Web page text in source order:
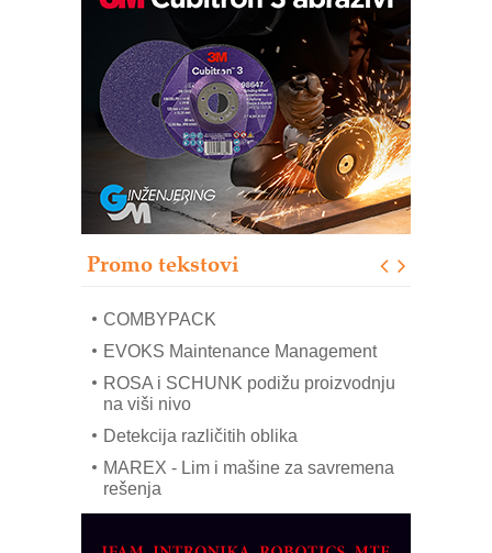
Promo tekstovi
IB BLUMENAUER - više od 40 godina
poverenja u industriji
RMQ-TITAN ADVANCED INDICATOR
– Pametna signalizacija za efikasnije
upravljanje mašinama
Sigurnije ispitivanje transformatora u
solarnim elektranama i vetroparkovima
Pranje točkova na gradilištu- standard
modernog i odgovornog građenja
mrežnog pretvarača sa tečnim
COMBYPACK
EVOKS Maintenance Management
ROSA i SCHUNK podižu proizvodnju
na viši nivo
Detekcija različitih oblika
MAREX - Lim i mašine za savremena
rešenja
partner